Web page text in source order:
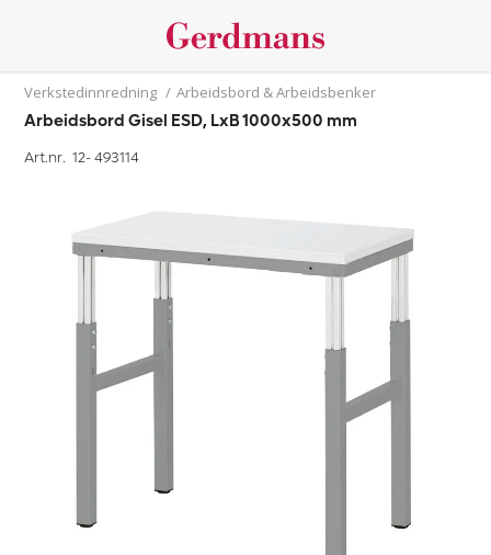
Verkstedinnredning / Arbeidsbord & Arbeidsbenker
Arbeidsbord Gisel ESD, LxB 1000x500 mm
Art.nr. 12-493114